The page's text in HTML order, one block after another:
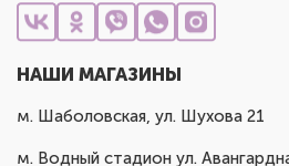
НАШИ МАГАЗИНЫ
м. Шаболовская, ул. Шухова 21
м. Водный стадион ул.